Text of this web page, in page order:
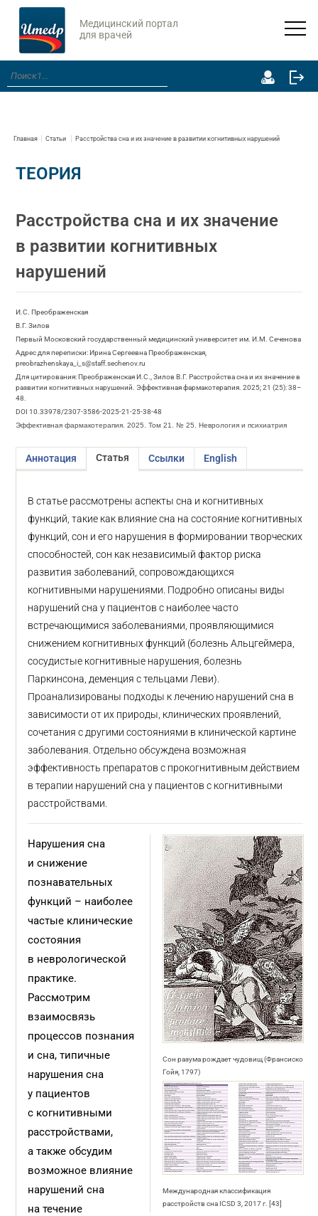
Медицинский портал
для врачей
Главная Статьи Расстройства сна и их значение в развитии когнитивных нарушений
ТЕОРИЯ
Расстройства сна и их значение
в развитии когнитивных
нарушений
И.С. Преображенская
В.Г. Зилов
Первый Московский государственный медицинский университет им. И.М. Сеченова
Адрес для переписки: Ирина Сергеевна Преображенская,
preobrazhenskaya_i_s@staff.sechenov.ru
Для цитирования: Преображенская И.С., Зилов В.Г. Расстройства сна и их значение в
развитии когнитивных нарушений. Эффективная фармакотерапия. 2025; 21 (25): 38–
48.
DOI 10.33978/2307-3586-2025-21-25-38-48
Эффективная фармакотерапия. 2025. Том 21. № 25. Неврология и психиатрия
Аннотация Статья Ссылки English
В статье рассмотрены аспекты сна и когнитивных
функций, такие как влияние сна на состояние когнитивных
функций, сон и его нарушения в формировании творческих
способностей, сон как независимый фактор риска
развития заболеваний, сопровождающихся
когнитивными нарушениями. Подробно описаны виды
нарушений сна у пациентов с наиболее часто
встречающимися заболеваниями, проявляющимися
снижением когнитивных функций (болезнь Альцгеймера,
сосудистые когнитивные нарушения, болезнь
Паркинсона, деменция с тельцами Леви).
Проанализированы подходы к лечению нарушений сна в
зависимости от их природы, клинических проявлений,
сочетания с другими состояниями в клинической картине
заболевания. Отдельно обсуждена возможная
эффективность препаратов с прокогнитивным действием
в терапии нарушений сна у пациентов с когнитивными
расстройствами.
Сон разума рождает чудовищ (Франсиско
Гойя, 1797)
Международная классификация
расстройств сна ICSD 3, 2017 г. [43]
Нарушения сна
и снижение
познавательных
функций – наиболее
частые клинические
состояния
в неврологической
практике.
Рассмотрим
взаимосвязь
процессов познания
и сна, типичные
нарушения сна
у пациентов
с когнитивными
расстройствами,
а также обсудим
возможное влияние
нарушений сна
на течение